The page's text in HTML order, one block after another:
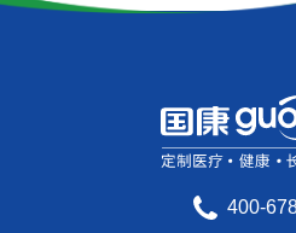
400-